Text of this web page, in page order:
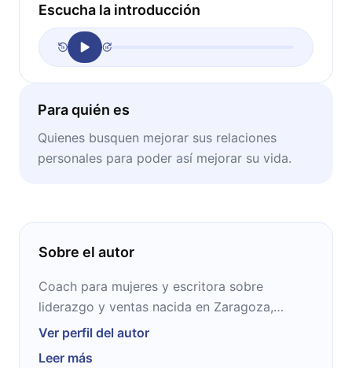
Escucha la introducción
Para quién es
Quienes busquen mejorar sus relaciones
personales para poder así mejorar su vida.
Sobre el autor
Coach para mujeres y escritora sobre
liderazgo y ventas nacida en Zaragoza,
España. Trabaja de manera profesional desde
Ver perfil del autor
Leer más